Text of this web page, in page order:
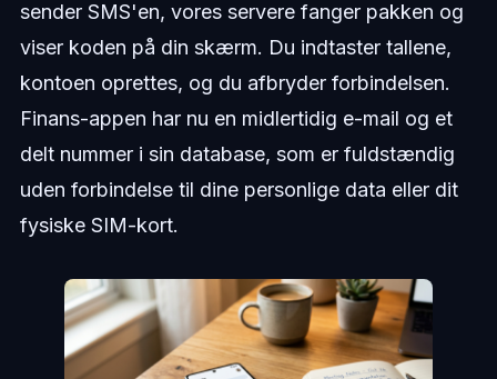
sender SMS'en, vores servere fanger pakken og
viser koden på din skærm. Du indtaster tallene,
kontoen oprettes, og du afbryder forbindelsen.
Finans-appen har nu en midlertidig e-mail og et
delt nummer i sin database, som er fuldstændig
uden forbindelse til dine personlige data eller dit
fysiske SIM-kort.